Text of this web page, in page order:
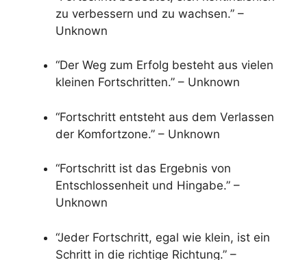
zu verbessern und zu wachsen.” –
Unknown
“Der Weg zum Erfolg besteht aus vielen
kleinen Fortschritten.” – Unknown
“Fortschritt entsteht aus dem Verlassen
der Komfortzone.” – Unknown
“Fortschritt ist das Ergebnis von
Entschlossenheit und Hingabe.” –
Unknown
“Jeder Fortschritt, egal wie klein, ist ein
Schritt in die richtige Richtung.” –